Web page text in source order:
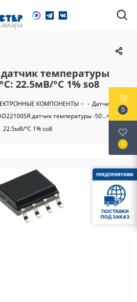
датчик температуры
22.5мВ/°С 1% so8
КОМПОНЕНТЫ - Датчики
-
датчик температуры -50...+150°С:
22.5мВ/°С 1% so8
0
0